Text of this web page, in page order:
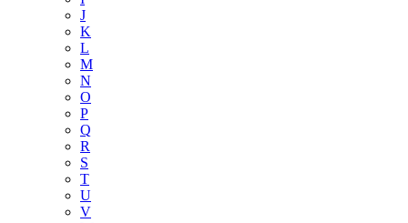
J
K
L
M
N
O
P
Q
R
S
T
U
V